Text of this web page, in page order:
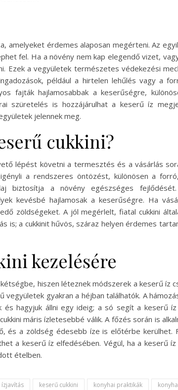
amelyeket érdemes alaposan megérteni. Az
fel. Ha a növény nem kap elegendő vizet,
Ezek a vegyületek természetes védekezési
például a hirtelen lehűlés vagy a
fajták hajlamosabbak a keserűségre,
szüretelés is hozzájárulhat a keserű íz
jelennek meg.
cukkini?
lépést követni a termesztés és a vásárlás
a rendszeres öntözést, különösen a
biztosítja a növény egészséges
kevésbé hajlamosak a keserűségre. Ha
zöldségeket. A jól megérlelt, fiatal cukkini
is; a cukkinit hűvös, száraz helyen érdemes
kezelésére
hiszen léteznek módszerek a keserű
gyakran a héjban találhatók. A
és hagyjuk állni egy ideig; a só segít a keserű
máris ízletesebbé válik. A főzés során is
és a zöldség édesebb íze is előtérbe kerülhet.
a keserű íz elfedésében. Végül, ha a keserű
ételben.
ízjavítás keserű cukkini konyhai praktikák